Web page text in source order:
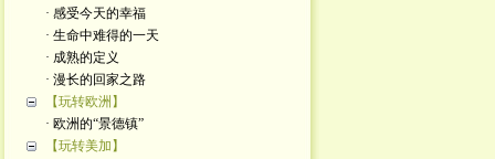
· 感受今天的幸福
· 生命中难得的一天
· 成熟的定义
· 漫长的回家之路
【玩转欧洲】
· 欧洲的“景德镇”
【玩转美加】